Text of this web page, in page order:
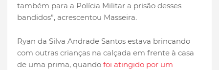
também para a Polícia Militar a prisão desses
bandidos”, acrescentou Masseira.
Ryan da Silva Andrade Santos estava brincando
com outras crianças na calçada em frente à casa
de uma prima, quando foi atingido por um